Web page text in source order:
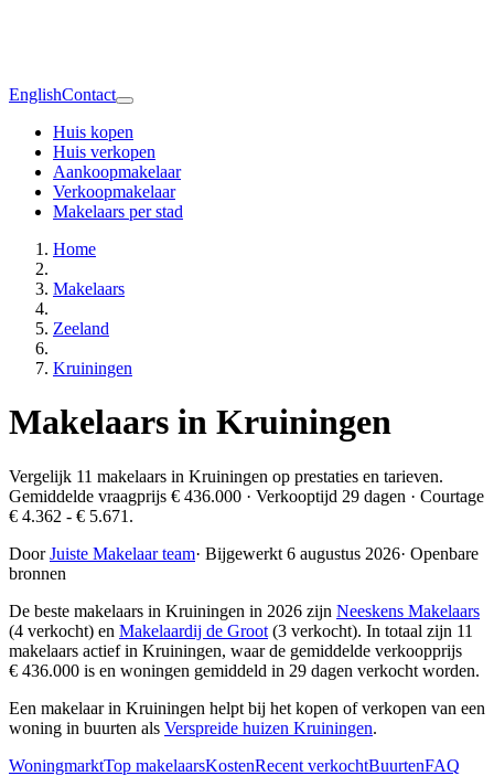
EnglishContact
Huis kopen
Huis verkopen
Aankoopmakelaar
Verkoopmakelaar
Makelaars per stad
Home
Makelaars
Zeeland
Kruiningen
Makelaars in Kruiningen
Vergelijk 11 makelaars in Kruiningen op prestaties en tarieven.
Gemiddelde vraagprijs € 436.000 · Verkooptijd 29 dagen · Courtage
€ 4.362 - € 5.671.
DoorJuiste Makelaar team· Bijgewerkt 6 augustus 2026· Openbare
bronnen
De beste makelaars in Kruiningen in 2026 zijn Neeskens Makelaars
(4 verkocht) en Makelaardij de Groot (3 verkocht). In totaal zijn 11
makelaars actief in Kruiningen, waar de gemiddelde verkoopprijs
€ 436.000 is en woningen gemiddeld in 29 dagen verkocht worden.
Een makelaar in Kruiningen helpt bij het kopen of verkopen van een
woning in buurten als Verspreide huizen Kruiningen.
WoningmarktTop makelaarsKostenRecent verkochtBuurtenFAQ